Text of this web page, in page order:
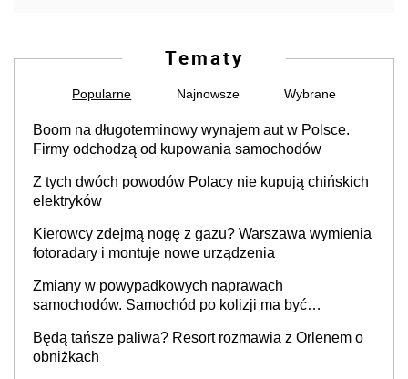
Tematy
Popularne Najnowsze Wybrane
Boom na długoterminowy wynajem aut w Polsce.
Firmy odchodzą od kupowania samochodów
Z tych dwóch powodów Polacy nie kupują chińskich
elektryków
Kierowcy zdejmą nogę z gazu? Warszawa wymienia
fotoradary i montuje nowe urządzenia
Zmiany w powypadkowych naprawach
samochodów. Samochód po kolizji ma być
producenta
Będą tańsze paliwa? Resort rozmawia z Orlenem o
obniżkach